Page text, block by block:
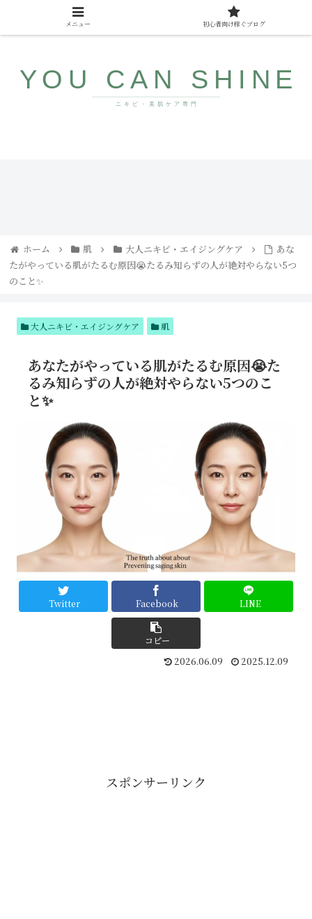
り食
品
ヨナ
ラ！
コメ
テム
でつ
るん
ホーム 肌 大人ニキビ・エイジングケア
あな
たがやっている肌がたるむ原因😭たるみ知らずの人が絶対やらない5つ
のこと✨
大人ニキビ・エイジングケア 肌
あなたがやっている肌がたるむ原因😭た
るみ知らずの人が絶対やらない5つのこ
と✨
Twitter Facebook LINE
コピー
2026.06.09 2025.12.09
スポンサーリンク
メニュー 初心者向け稼ぐブログ